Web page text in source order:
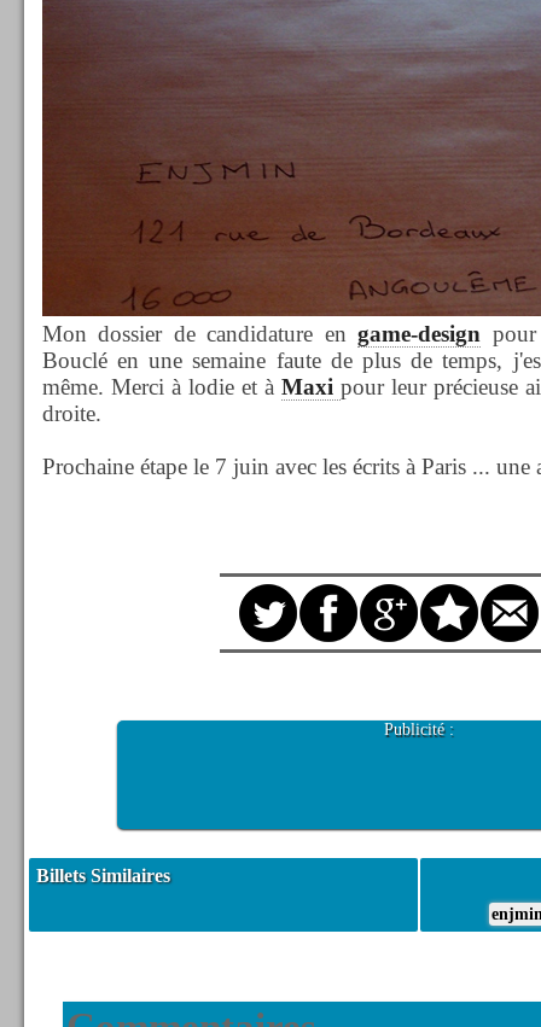
Mon dossier de candidature engame-design
Bouclé en une semaine faute de plus de temps,
même. Merci à lodie et àMaxipour leur précieuse
droite.
Prochaine étape le 7 juin avec les écrits à Paris ... une
Publicité :
Billets Similaires